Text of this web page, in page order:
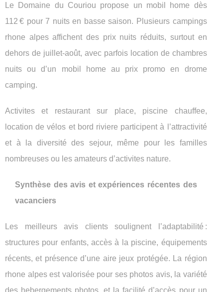
Le Domaine du Couriou propose un mobil home dès
112 € pour 7 nuits en basse saison. Plusieurs campings
rhone alpes affichent des prix nuits réduits, surtout en
dehors de juillet-août, avec parfois location de chambres
nuits ou d’un mobil home au prix promo en drome
camping.
Activites et restaurant sur place, piscine chauffee,
location de vélos et bord riviere participent à l’attractivité
et à la diversité des sejour, même pour les familles
nombreuses ou les amateurs d’activites nature.
Synthèse des avis et expériences récentes des
vacanciers
Les meilleurs avis clients soulignent l’adaptabilité :
structures pour enfants, accès à la piscine, équipements
récents, et présence d’une aire jeux protégée. La région
rhone alpes est valorisée pour ses photos avis, la variété
des hebergements photos, et la facilité d’accès pour un